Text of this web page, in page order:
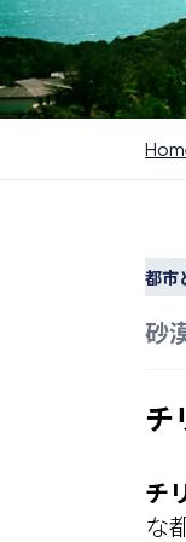
都市
砂
チ
チ
な